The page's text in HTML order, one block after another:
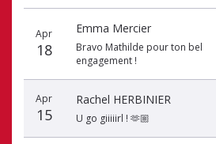
du
don
du
donateur
du
don
Apr
18
Emma Mercier
Bravo Mathilde pour ton bel
engagement !
Apr
15
Rachel HERBINIER
U go giiiiirl ! 🫶🏼